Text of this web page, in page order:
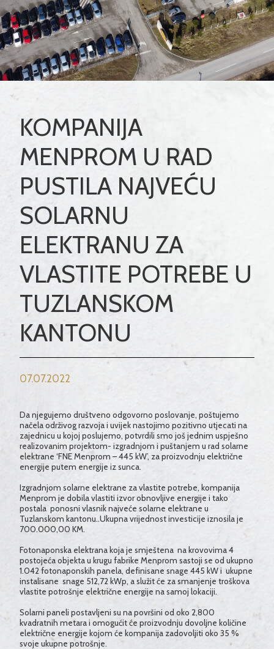
KOMPANIJA
MENPROM U RAD
PUSTILA NAJVEĆU
SOLARNU
ELEKTRANU ZA
VLASTITE POTREBE U
TUZLANSKOM
KANTONU
07.07.2022
Da njegujemo društveno odgovorno poslovanje, poštujemo
načela održivog razvoja i uvijek nastojimo pozitivno utjecati na
zajednicu u kojoj poslujemo, potvrdili smo još jednim uspješno
realizovanim projektom- izgradnjom i puštanjem u rad solarne
elektrane ‘FNE Menprom – 445 kW’, za proizvodnju električne
energije putem energije iz sunca.
Izgradnjom solarne elektrane za vlastite potrebe, kompanija
Menprom je dobila vlastiti izvor obnovljive energije i tako
postala ponosni vlasnik najveće solarne elektrane u
Tuzlanskom kantonu..Ukupna vrijednost investicije iznosila je
700.000,00 KM.
Fotonaponska elektrana koja je smještena na krovovima 4
postojeća objekta u krugu fabrike Menprom sastoji se od ukupno
1.042 fotonaponskih panela, definisane snage 445 kW i ukupne
instalisane snage 512,72 kWp, a služit će za smanjenje troškova
vlastite potrošnje električne energije na samoj lokaciji.
Solarni paneli postavljeni su na površini od oko 2,800
kvadratnih metara i omogućit će proizvodnju dovoljne količine
električne energije kojom će kompanija zadovoljiti oko 35 %
svoje ukupne potrošnje.